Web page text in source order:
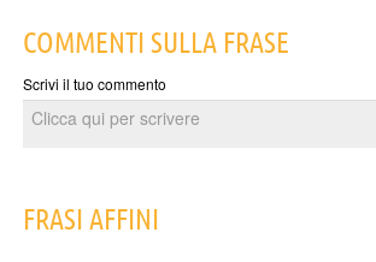
COMMENTI SULLA FRASE
Scrivi il tuo commento
FRASI AFFINI